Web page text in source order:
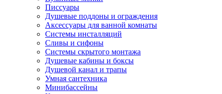
Писсуары
Душевые поддоны и ограждения
Аксессуары для ванной комнаты
Системы инсталляций
Сливы и сифоны
Системы скрытого монтажа
Душевые кабины и боксы
Душевой канал и трапы
Умная сантехника
Минибассейны